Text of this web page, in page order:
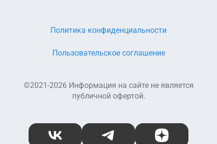
©2021-2026 Информация на сайте не является
публичной офертой.
Пользовательское соглашение
Политика конфиденциальности
ВКонтакте Telegram Дзен